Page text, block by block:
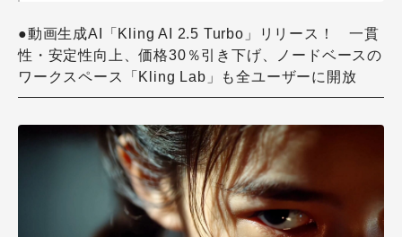
●動画生成AI「Kling AI 2.5 Turbo」リリース！ 一貫
性・安定性向上、価格30％引き下げ、ノードベースの
ワークスペース「Kling Lab」も全ユーザーに開放